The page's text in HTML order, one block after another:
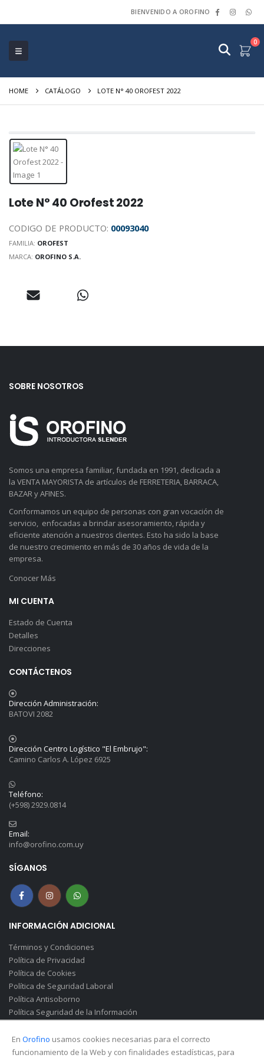
BIENVENIDO A OROFINO
0
HOME CATÁLOGO LOTE N° 40 OROFEST 2022
Lote N° 40 Orofest 2022
CODIGO DE PRODUCTO: 00093040
FAMILIA: OROFEST
MARCA: OROFINO S.A.
SOBRE NOSOTROS
Somos una empresa familiar, fundada en 1991, dedicada a
la VENTA MAYORISTA de artículos de FERRETERIA, BARRACA,
BAZAR y AFINES.
Conformamos un equipo de personas con gran vocación de
servicio, enfocadas a brindar asesoramiento, rápida y
eficiente atención a nuestros clientes. Esto ha sido la base
de nuestro crecimiento en más de 30 años de vida de la
empresa.
Conocer Más
MI CUENTA
Estado de Cuenta
Detalles
Direcciones
CONTÁCTENOS
Dirección Administración:
BATOVI 2082
Dirección Centro Logístico "El Embrujo":
Camino Carlos A. López 6925
Teléfono:
(+598) 2929.0814
Email:
info@orofino.com.uy
SÍGANOS
INFORMACIÓN ADICIONAL
Términos y Condiciones
Política de Privacidad
Política de Cookies
Política de Seguridad Laboral
Política Antisoborno
Política Seguridad de la Información
En Orofino usamos cookies necesarias para el correcto
funcionamiento de la Web y con finalidades estadísticas, para